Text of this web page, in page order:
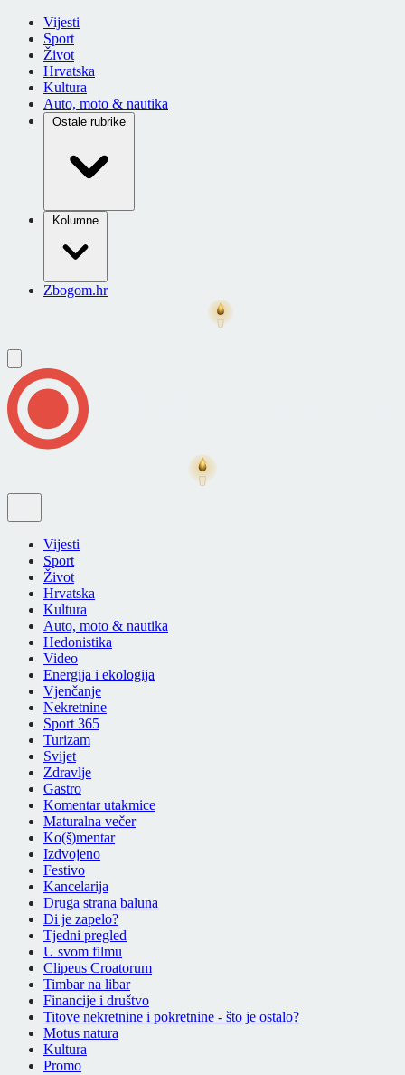
Vijesti
Sport
Život
Hrvatska
Kultura
Auto, moto & nautika
Ostale rubrike
Kolumne
Zbogom.hr
Vijesti
Sport
Život
Hrvatska
Kultura
Auto, moto & nautika
Hedonistika
Video
Energija i ekologija
Vjenčanje
Nekretnine
Sport 365
Turizam
Svijet
Zdravlje
Gastro
Komentar utakmice
Maturalna večer
Ko(š)mentar
Izdvojeno
Festivo
Kancelarija
Druga strana baluna
Di je zapelo?
Tjedni pregled
U svom filmu
Clipeus Croatorum
Timbar na libar
Financije i društvo
Titove nekretnine i pokretnine - što je ostalo?
Motus natura
Kultura
Promo